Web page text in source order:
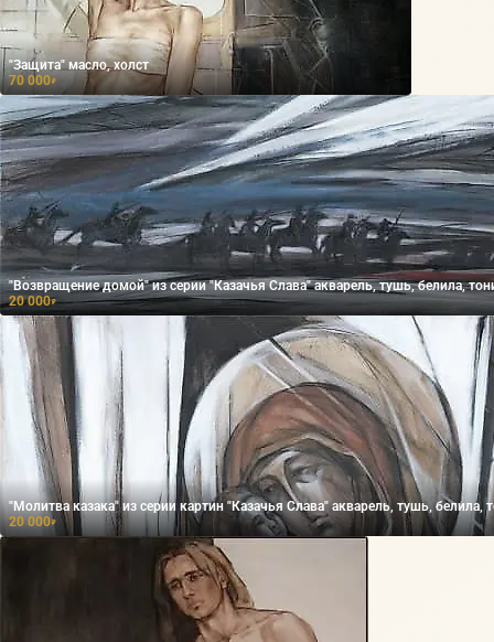
"Защита" масло, холст
70 000₽
"Возвращение домой" из серии "Казачья Слава" акварель, тушь, белила,
20 000₽
"Молитва казака" из серии картин "Казачья Слава" акварель,
20 000₽